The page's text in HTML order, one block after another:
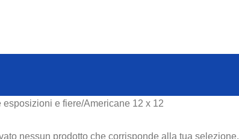
esposizioni e fiere Americane 12 x 12
nessun prodotto che corrisponde alla tua selezione.